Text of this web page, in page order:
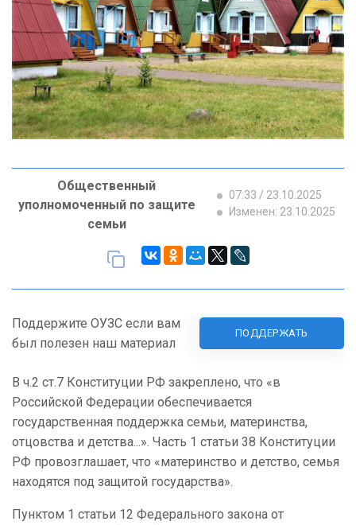
Общественный
уполномоченный по защите
семьи
07:33 / 23.10.2025
Изменен: 23.10.2025
Поддержите ОУЗС если вам
был полезен наш материал
ПОДДЕРЖАТЬ
В ч.2 ст.7 Конституции РФ закреплено, что «в
Российской Федерации обеспечивается
государственная поддержка семьи, материнства,
отцовства и детства...». Часть 1 статьи 38 Конституции
РФ провозглашает, что «материнство и детство, семья
находятся под защитой государства».
Пунктом 1 статьи 12 Федерального закона от